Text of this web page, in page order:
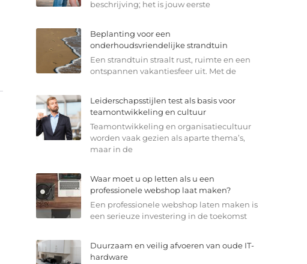
beschrijving; het is jouw eerste
Beplanting voor een
onderhoudsvriendelijke strandtuin
Een strandtuin straalt rust, ruimte en een
ontspannen vakantiesfeer uit. Met de
Leiderschapsstijlen test als basis voor
teamontwikkeling en cultuur
Teamontwikkeling en organisatiecultuur
worden vaak gezien als aparte thema’s,
maar in de
Waar moet u op letten als u een
professionele webshop laat maken?
Een professionele webshop laten maken is
een serieuze investering in de toekomst
Duurzaam en veilig afvoeren van oude IT-
hardware